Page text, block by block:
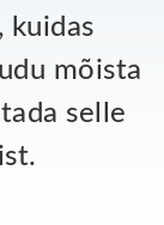
kuidas
mõista
selle